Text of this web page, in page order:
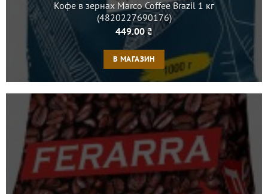
Кофе в зернах Marco Coffee Brazil 1 кг
(4820227690176)
449.00₴
В МАГАЗИН